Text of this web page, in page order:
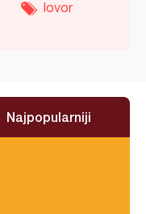
lovor
Najpopularniji